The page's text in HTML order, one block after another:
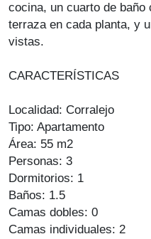
cocina, un cuarto de baño
terraza en cada planta, y
vistas.
CARACTERÍSTICAS
Localidad: Corralejo
Tipo: Apartamento
Área: 55 m2
Personas: 3
Dormitorios: 1
Baños: 1.5
Camas dobles: 0
Camas individuales: 2